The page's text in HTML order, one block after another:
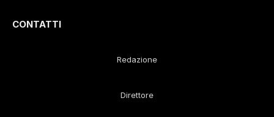
CONTATTI
Redazione
Direttore